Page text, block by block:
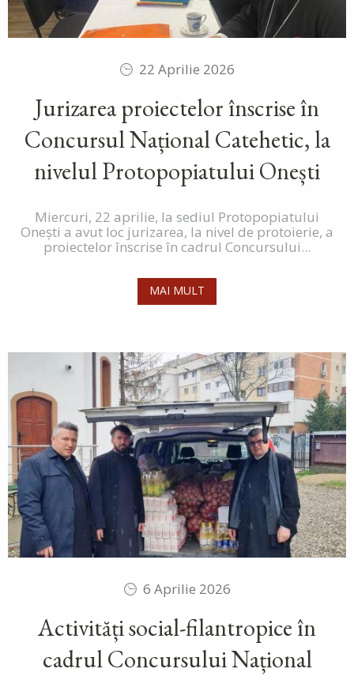
22 Aprilie 2026
Jurizarea proiectelor înscrise în
Concursul Național Catehetic, la
nivelul Protopopiatului Onești
Miercuri, 22 aprilie, la sediul Protopopiatului
Onești a avut loc jurizarea, la nivel de protoierie, a
proiectelor înscrise în cadrul Concursului...
MAI MULT
6 Aprilie 2026
Activități social-filantropice în
cadrul Concursului Național